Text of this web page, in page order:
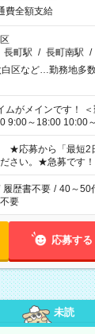
費全額支給
長町駅 / 長町南駅 /
区など…勤務地多
す！ ＜勤務時間の例＞ 8:00～17:00
9:00～18:00 10:00
務時間多数！ 日
てください！
★応募から「最短2
さい。★急募です！
履歴書不要 / 40～50
要
応募する
未読